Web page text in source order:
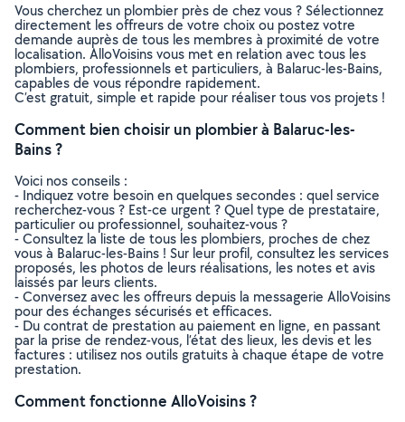
Vous cherchez un plombier près de chez vous ? Sélectionnez
directement les offreurs de votre choix ou postez votre
demande auprès de tous les membres à proximité de votre
localisation. AlloVoisins vous met en relation avec tous les
plombiers, professionnels et particuliers, à Balaruc-les-Bains,
capables de vous répondre rapidement.
C’est gratuit, simple et rapide pour réaliser tous vos projets !
Comment bien choisir un plombier à Balaruc-les-
Bains ?
Voici nos conseils :
- Indiquez votre besoin en quelques secondes : quel service
recherchez-vous ? Est-ce urgent ? Quel type de prestataire,
particulier ou professionnel, souhaitez-vous ?
- Consultez la liste de tous les plombiers, proches de chez
vous à Balaruc-les-Bains ! Sur leur profil, consultez les services
proposés, les photos de leurs réalisations, les notes et avis
laissés par leurs clients.
- Conversez avec les offreurs depuis la messagerie AlloVoisins
pour des échanges sécurisés et efficaces.
- Du contrat de prestation au paiement en ligne, en passant
par la prise de rendez-vous, l’état des lieux, les devis et les
factures : utilisez nos outils gratuits à chaque étape de votre
prestation.
Comment fonctionne AlloVoisins ?